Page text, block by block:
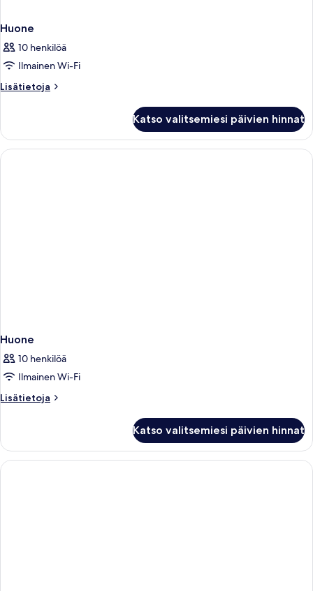
Huone
10 henkilöä
Ilmainen Wi-Fi
Lisätietoja
Lisätietoja
Katso valitsemiesi päivien hinnat
Huone
10 henkilöä
Ilmainen Wi-Fi
Lisätietoja
Lisätietoja
Katso valitsemiesi päivien hinnat